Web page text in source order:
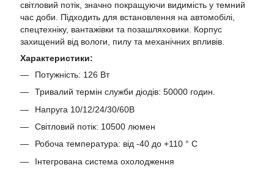
світловий потік, значно покращуючи видимість у темний
час доби. Підходить для встановлення на автомобілі,
спецтехніку, вантажівки та позашляховики. Корпус
захищений від вологи, пилу та механічних впливів.
Характеристики:
Потужність: 126 Вт
Тривалий термін служби діодів: 50000 годин.
Напруга 10/12/24/30/60В
Світловий потік: 10500 люмен
Робоча температура: від -40 до +110 ° C
Інтегрована система охолодження